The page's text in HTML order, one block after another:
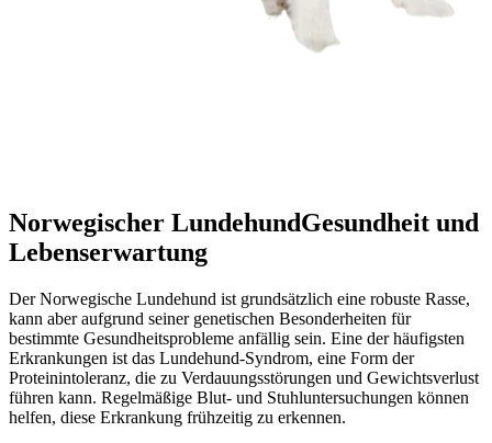
Norwegischer LundehundGesundheit und
Lebenserwartung
Der Norwegische Lundehund ist grundsätzlich eine robuste Rasse,
kann aber aufgrund seiner genetischen Besonderheiten für
bestimmte Gesundheitsprobleme anfällig sein. Eine der häufigsten
Erkrankungen ist das Lundehund-Syndrom, eine Form der
Proteinintoleranz, die zu Verdauungsstörungen und Gewichtsverlust
führen kann. Regelmäßige Blut- und Stuhluntersuchungen können
helfen, diese Erkrankung frühzeitig zu erkennen.